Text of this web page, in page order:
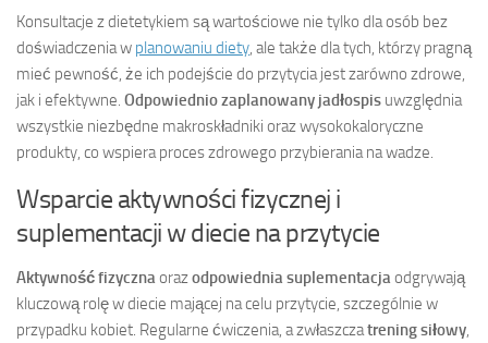
Konsultacje z dietetykiem są wartościowe nie tylko dla osób bez
doświadczenia w planowaniu diety, ale także dla tych, którzy pragną
mieć pewność, że ich podejście do przytycia jest zarówno zdrowe,
jak i efektywne. Odpowiednio zaplanowany jadłospis uwzględnia
wszystkie niezbędne makroskładniki oraz wysokokaloryczne
produkty, co wspiera proces zdrowego przybierania na wadze.
Wsparcie aktywności fizycznej i
suplementacji w diecie na przytycie
Aktywność fizycznaorazodpowiednia suplementacjaodgrywają
kluczową rolę w diecie mającej na celu przytycie, szczególnie w
przypadku kobiet. Regularne ćwiczenia, a zwłaszczatrening siłowy,